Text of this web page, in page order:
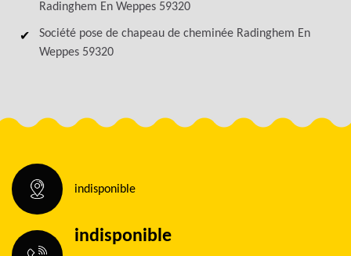
Radinghem En Weppes 59320
Société pose de chapeau de cheminée Radinghem En
Weppes 59320
indisponible
indisponible